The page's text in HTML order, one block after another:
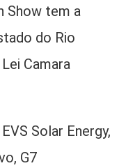
Show tem a
do Rio
Camara
Solar Energy,
G7